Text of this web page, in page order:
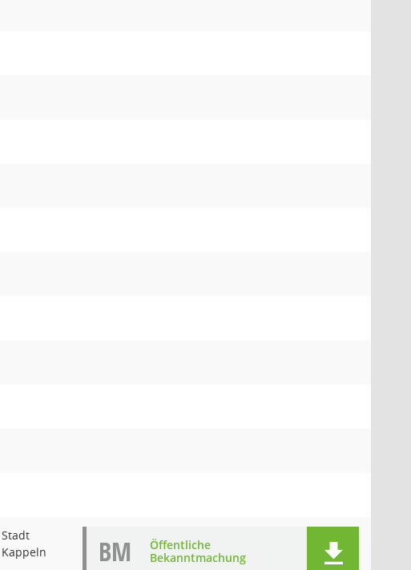
Stadt
Kappeln
BM
Öffentliche
Bekanntmachung